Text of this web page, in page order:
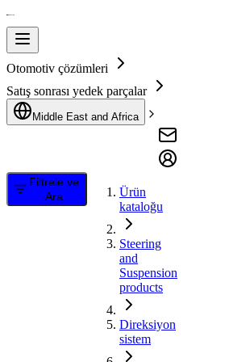
Otomotiv çözümleri
Satış sonrası yedek parçalar
Middle East and Africa
Filtrele ve
Ara
Ürün
kataloğu
Steering
and
Suspension
products
Direksiyon
sistem